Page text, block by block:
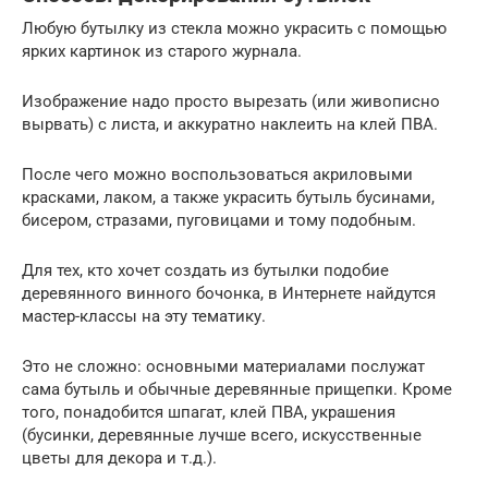
Любую бутылку из стекла можно украсить с помощью
ярких картинок из старого журнала.
Изображение надо просто вырезать (или живописно
вырвать) с листа, и аккуратно наклеить на клей ПВА.
После чего можно воспользоваться акриловыми
красками, лаком, а также украсить бутыль бусинами,
бисером, стразами, пуговицами и тому подобным.
Для тех, кто хочет создать из бутылки подобие
деревянного винного бочонка, в Интернете найдутся
мастер-классы на эту тематику.
Это не сложно: основными материалами послужат
сама бутыль и обычные деревянные прищепки. Кроме
того, понадобится шпагат, клей ПВА, украшения
(бусинки, деревянные лучше всего, искусственные
цветы для декора и т.д.).